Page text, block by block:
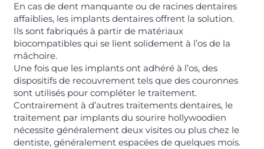
En cas de dent manquante ou de racines dentaires
affaiblies, les implants dentaires offrent la solution.
Ils sont fabriqués à partir de matériaux
biocompatibles qui se lient solidement à l’os de la
mâchoire.
Une fois que les implants ont adhéré à l’os, des
dispositifs de recouvrement tels que des couronnes
sont utilisés pour compléter le traitement.
Contrairement à d’autres traitements dentaires, le
traitement par implants du sourire hollywoodien
nécessite généralement deux visites ou plus chez le
dentiste, généralement espacées de quelques mois.